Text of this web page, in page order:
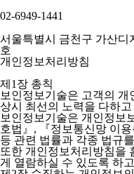
02-6949-1441
서울특별시 금천구 가산디
호
개인정보처리방침
제1장 총칙
보인정보기술은 고객의
상시 최선의 노력을 다하
보인정보기술은 개인정보
호법』, 『정보통신망 이
등 관련 법률과 각종 법규
또한 개인정보처리방침을
게 열람하실 수 있도록 하